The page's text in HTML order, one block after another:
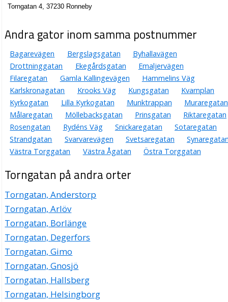
Torngatan 4, 37230 Ronneby
Andra gator inom samma postnummer
Bagarevägen Bergslagsgatan
Byhallavägen
Drottninggatan
Ekegårdsgatan
Emaljervägen
Filaregatan
Gamla Kallingevägen
Hammelins Väg
Karlskronagatan
Krooks Väg Kungsgatan
Kvarnplan
Kyrkogatan
Lilla Kyrkogatan Munktrappan
Muraregatan
Målaregatan
Möllebacksgatan Prinsgatan
Riktaregatan
Rosengatan
Rydéns Väg Snickaregatan
Sotaregatan
Strandgatan
Svarvarevägen Svetsaregatan
Västra Torggatan
Västra Ågatan Östra Torggatan
Torngatan på andra orter
Torngatan, Anderstorp
Torngatan, Arlöv
Torngatan, Borlänge
Torngatan, Degerfors
Torngatan, Gimo
Torngatan, Gnosjö
Torngatan, Hallsberg
Torngatan, Helsingborg